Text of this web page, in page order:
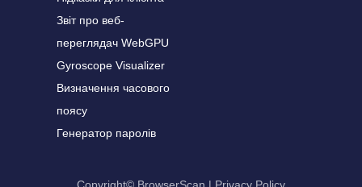
Звіт про веб-
переглядач WebGPU
Gyroscope Visualizer
Визначення часового
поясу
Генератор паролів